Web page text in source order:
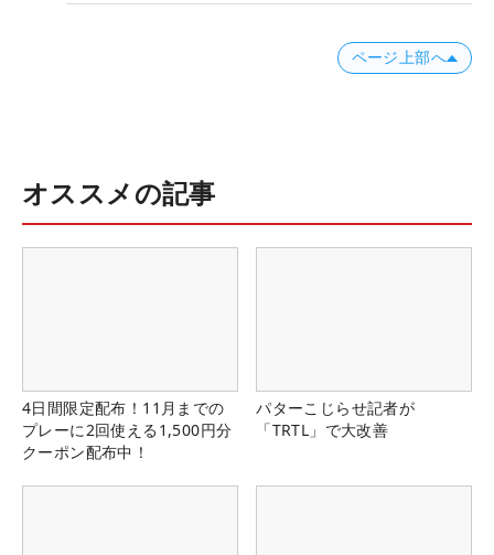
ページ上部へ
オススメの記事
4日間限定配布！11月までの
プレーに2回使える1,500円分
クーポン配布中！
パターこじらせ記者が
「TRTL」で大改善